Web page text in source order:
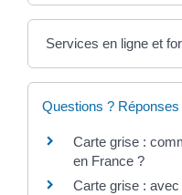
Services en ligne et
Questions ? Réponses
Carte grise :
en France ?
Carte grise :